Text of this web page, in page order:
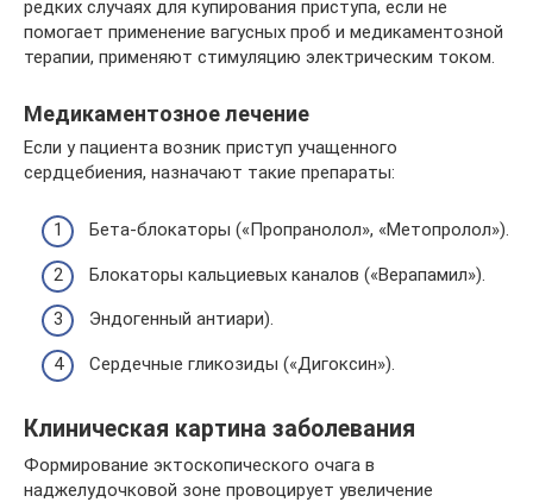
редких случаях для купирования приступа, если не
помогает применение вагусных проб и медикаментозной
терапии, применяют стимуляцию электрическим током.
Медикаментозное лечение
Если у пациента возник приступ учащенного
сердцебиения, назначают такие препараты:
Бета-блокаторы («Пропранолол», «Метопролол»).
Блокаторы кальциевых каналов («Верапамил»).
Эндогенный антиари).
Сердечные гликозиды («Дигоксин»).
Клиническая картина заболевания
Формирование эктоскопического очага в
наджелудочковой зоне провоцирует увеличение